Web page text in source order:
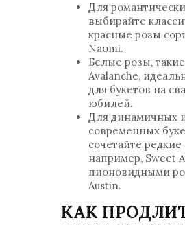
Для
выбирайте
красные розы
Naomi.
Белые розы,
Avalanche,
для букетов на
юбилей.
Для динамичных
современных
сочетайте редкие
например, Sweet
пионовидными
Austin.
КАК